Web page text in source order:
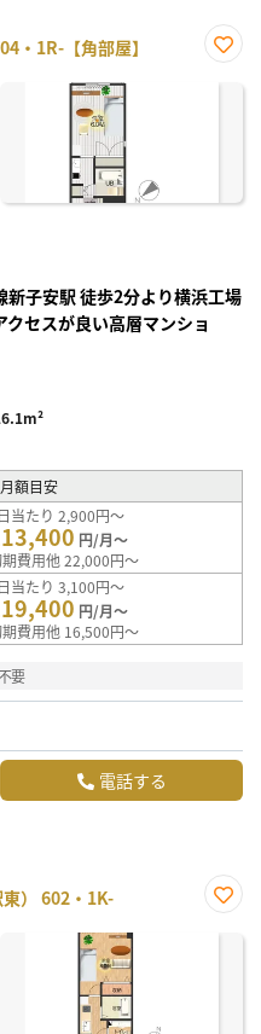
・1R-【角部屋】
に入
新子安駅 徒歩2分より横浜工場
セスが良い高層マンショ
月額目安
当たり 2,900円～
円/月～
費用他 22,000円～
当たり 3,100円～
円/月～
費用他 16,500円～
要
電話する
） 602・1K-
に入